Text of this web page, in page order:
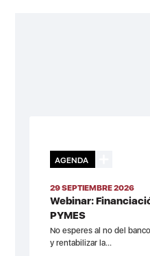
AGENDA
29 SEPTIEMBRE 2026
Webinar:
PYMES
No esperes al no del
y rentabilizar la...